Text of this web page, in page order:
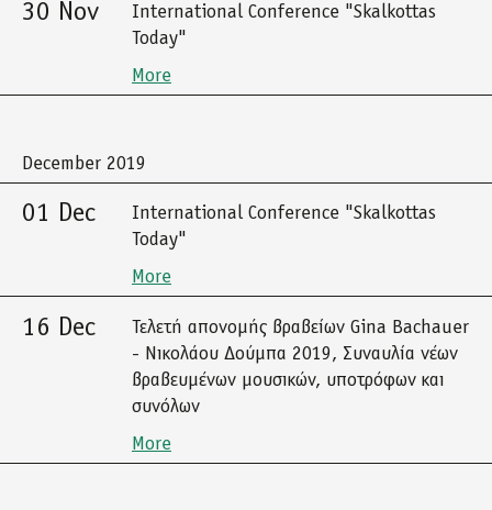
30 Nov
International Conference "Skalkottas
Today"
More
December 2019
01 Dec
International Conference "Skalkottas
Today"
More
16 Dec
Τελετή απονομής βραβείων Gina Bachauer
- Νικολάου Δούμπα 2019, Συναυλία νέων
βραβευμένων μουσικών, υποτρόφων και
συνόλων
More